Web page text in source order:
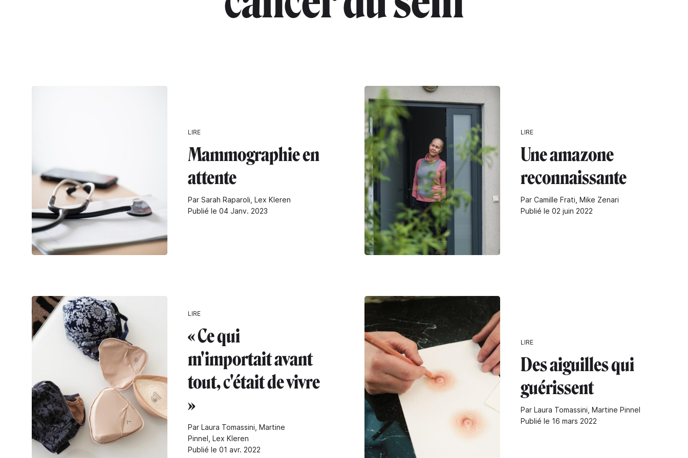
LIRE
Mammographie en
attente
Par Sarah Raparoli, Lex Kleren
Publié le 04 Janv. 2023
LIRE
Une amazone
reconnaissante
Par Camille Frati, Mike Zenari
Publié le 02 juin 2022
LIRE
« Ce qui
m'importait avant
tout, c'était de vivre
»
Par Laura Tomassini, Martine
Pinnel, Lex Kleren
Publié le 01 avr. 2022
LIRE
Des aiguilles qui
guérissent
Par Laura Tomassini, Martine Pinnel
Publié le 16 mars 2022